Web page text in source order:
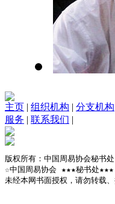
主页 | 组织机构 | 分支机构
服务 | 联系我们 |
版权所有：中国周易协会秘书处
☆中国周易协会 ★★★秘书处
未经本网书面授权，请勿转载